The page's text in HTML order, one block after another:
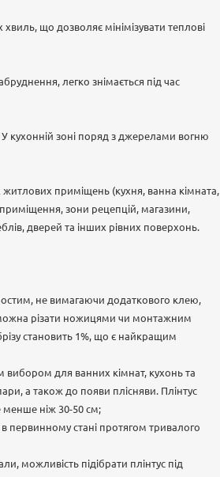
що дозволяє мінімізувати теплові
легко знімається під час
кухонній зоні поряд з джерелами вогню
житлових приміщень (кухня, ванна кімната,
зони рецепцій, магазини,
дверей та інших рівних поверхонь.
не вимагаючи додаткового клею,
можна різати ножицями чи монтажним
становить 1%, що є найкращим
вибором для ванних кімнат, кухонь та
а також до появи плісняви. Плінтус
менше ніж 30-50 см;
в первинному стані протягом тривалого
можливість підібрати плінтус під